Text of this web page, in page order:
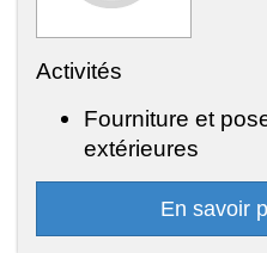
Activités
Fourniture et
extérieures
En savoir